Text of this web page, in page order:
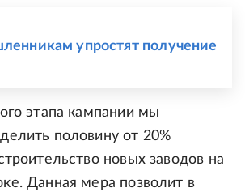
упростят получение
этапа кампании мы
половину от 20%
новых заводов на
Данная мера позволит в